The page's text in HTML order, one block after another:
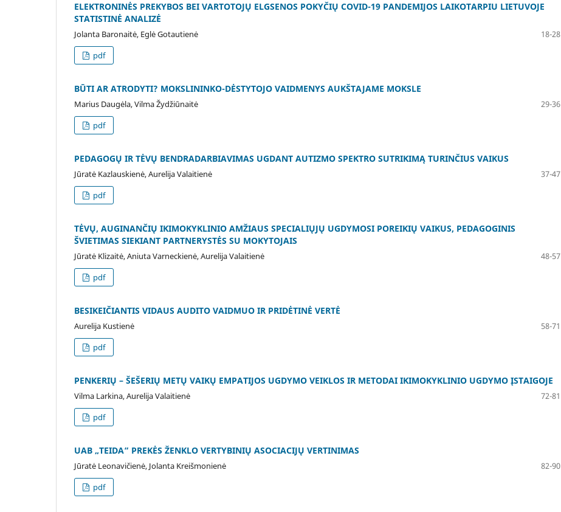
ELEKTRONINĖS PREKYBOS BEI VARTOTOJŲ ELGSENOS POKYČIŲ COVID-19 PANDEMIJOS LAIKOTARPIU LIETUVOJE
STATISTINĖ ANALIZĖ
Jolanta Baronaitė, Eglė Gotautienė
18-28
pdf
BŪTI AR ATRODYTI? MOKSLININKO-DĖSTYTOJO VAIDMENYS AUKŠTAJAME MOKSLE
Marius Daugėla, Vilma Žydžiūnaitė
29-36
pdf
PEDAGOGŲ IR TĖVŲ BENDRADARBIAVIMAS UGDANT AUTIZMO SPEKTRO SUTRIKIMĄ TURINČIUS VAIKUS
Jūratė Kazlauskienė, Aurelija Valaitienė
37-47
pdf
TĖVŲ, AUGINANČIŲ IKIMOKYKLINIO AMŽIAUS SPECIALIŲJŲ UGDYMOSI POREIKIŲ VAIKUS, PEDAGOGINIS
ŠVIETIMAS SIEKIANT PARTNERYSTĖS SU MOKYTOJAIS
Jūratė Klizaitė, Aniuta Varneckienė, Aurelija Valaitienė
48-57
pdf
BESIKEIČIANTIS VIDAUS AUDITO VAIDMUO IR PRIDĖTINĖ VERTĖ
Aurelija Kustienė
58-71
pdf
PENKERIŲ – ŠEŠERIŲ METŲ VAIKŲ EMPATIJOS UGDYMO VEIKLOS IR METODAI IKIMOKYKLINIO UGDYMO ĮSTAIGOJE
Vilma Larkina, Aurelija Valaitienė
72-81
pdf
UAB „TEIDA“ PREKĖS ŽENKLO VERTYBINIŲ ASOCIACIJŲ VERTINIMAS
Jūratė Leonavičienė, Jolanta Kreišmonienė
82-90
pdf